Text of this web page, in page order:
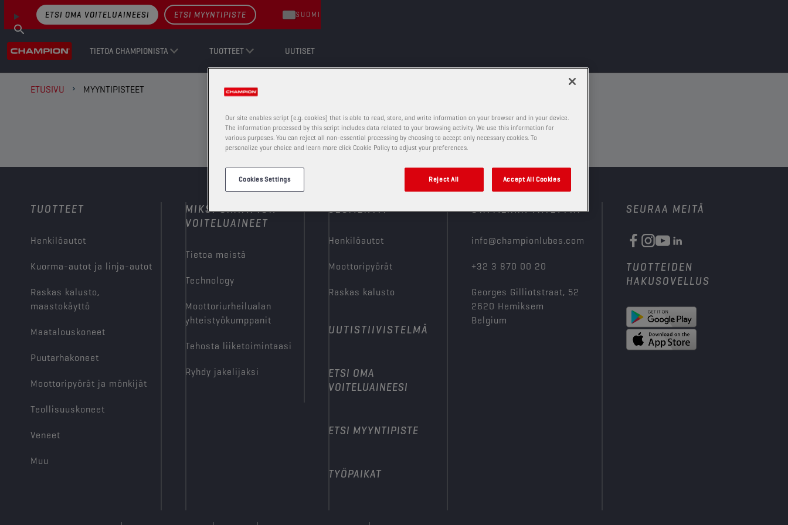
TIETOA CHAMPIONISTA TUOTTEET UUTISET
ETSI OMA VOITELUAINEESI ETSI MYYNTIPISTE SUOMI
ETUSIVU MYYNTIPISTEET
KÄYTÄ NYKYISTÄ SIJAINTIA
Suodata
Jälleenmyynti
Jakelu (185)
Alajakelija (67)
tulokset
TUOTTEET
Henkilöautot
Kuorma-autot ja linja-autot
Raskas kalusto,
maastokäyttö
Maatalouskoneet
Puutarhakoneet
Moottoripyörät ja mönkijät
Teollisuuskoneet
Veneet
Muu
MIKSI CHAMPION-
VOITELUAINEET
Tietoa meistä
Technology
Moottoriurheilualan
yhteistyökumppanit
Tehosta liiketoimintaasi
Ryhdy jakelijaksi
SEGMENTIT
Henkilöautot
Moottoripyörät
Raskas kalusto
UUTISTIIVISTELMÄ
ETSI OMA
VOITELUAINEESI
ETSI MYYNTIPISTE
TYÖPAIKAT
OTA MEIHIN YHTEYTTÄ
info@championlubes.com
+32 3 870 00 20
Georges Gilliotstraat, 52
2620 Hemiksem
Belgium
SEURAA MEITÄ
TUOTTEIDEN
HAKUSOVELLUS
Our site enables script (e.g. cookies) that is able to read, store, and write information on your browser and in your device.
The information processed by this script includes data related to your browsing activity. We use this information for
various purposes. You can reject all non-essential processing by choosing to accept only necessary cookies. To
personalize your choice and learn more click Cookie Policy to adjust your preferences.
Cookies Settings Reject All Accept All Cookies